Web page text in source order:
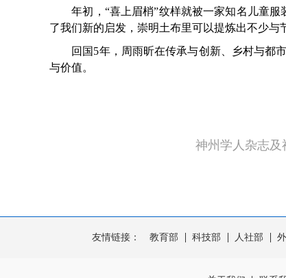
年初，“喜上眉梢”纹样就被一家知名儿童服
了我们新的启发，崇明土布里可以提炼出不少与
回国5年，周雨昕在传承与创新、乡村与都市
与价值。
神州学人杂志及
友情链接： 教育部 科技部 人社部